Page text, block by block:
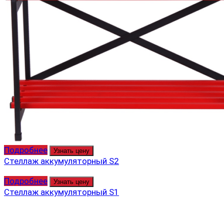
Подробнее Узнать цену
Стеллаж аккумуляторный S2
Подробнее
Узнать цену
Стеллаж аккумуляторный S1